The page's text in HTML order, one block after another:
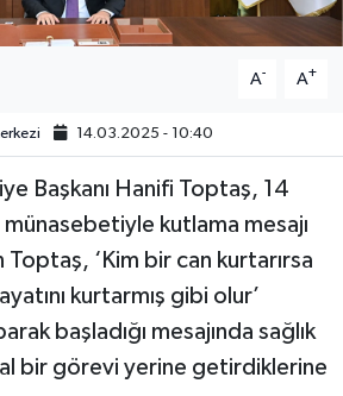
A- A+
14.03.2025 - 10:40
Başkanı Hanifi Toptaş, 14
münasebetiyle kutlama mesajı
Toptaş, ‘Kim bir can kurtarırsa
kurtarmış gibi olur’
başladığı mesajında sağlık
bir görevi yerine getirdiklerine